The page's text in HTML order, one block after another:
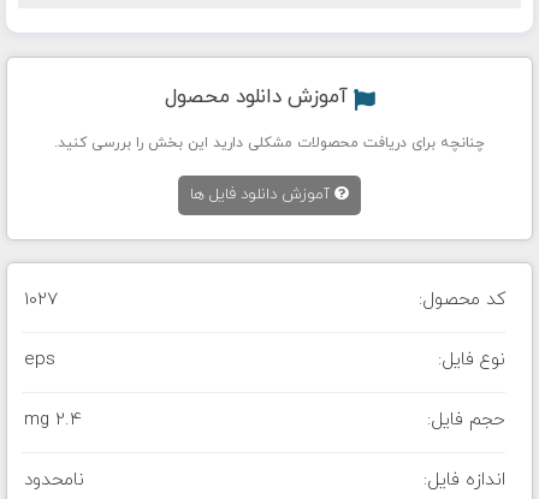
آموزش دانلود محصول
چنانچه برای دریافت محصولات مشکلی دارید این بخش را بررسی کنید.
آموزش دانلود فایل ها
کد محصول: 1027
نوع فایل: eps
حجم فایل: 2.4 mg
اندازه فایل: نامحدود